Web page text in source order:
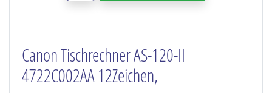
Canon Tischrechner AS-120-II
4722C002AA 12Zeichen,